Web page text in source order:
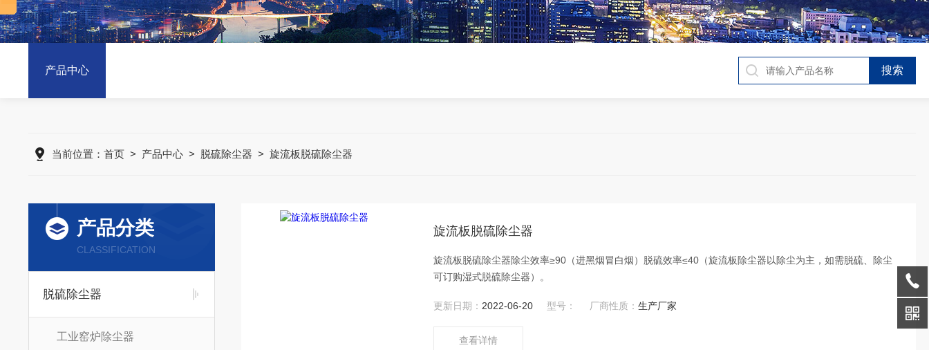
产品中心
当前位置： 首页> 产品中心> 脱硫除尘器 > 旋流板脱硫除尘器
产品分类
CLASSIFICATION
脱硫除尘器
工业窑炉除尘器
旋流板脱硫除尘器
旋流板脱硫除尘器除尘效率≥90（进黑烟冒白烟）脱硫效率≤40（旋流板除尘器以除尘为主，如需脱硫、除尘
可订购湿式脱硫除尘器）。
更新日期： 2022-06-20 型号： 厂商性质：生产厂家
查看详情